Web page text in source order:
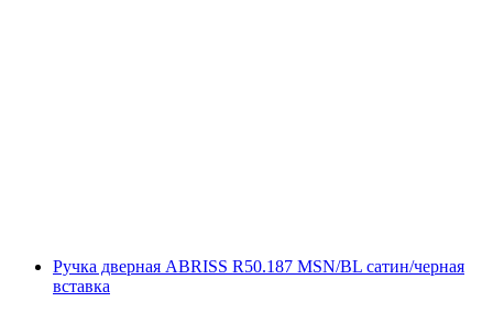
Ручка дверная ABRISS R50.187 MSN/BL сатин/черная
вставка